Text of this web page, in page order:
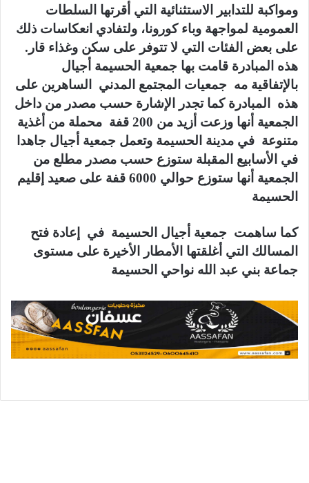
ومواكبة للتدابير الاستثنائية التي أقرتها السلطات
العمومية لمواجهة وباء كورونا، ولتفادي انعكاسات ذلك
على بعض الفئات التي لا تتوفر على سكن وغذاء قار.
هذه المبادرة قامت بها جمعية الحسيمة أجيال
بالإتفاقية مه جمعيات المجتمع المدني الساهرين على
هذه المبادرة كما تجدر الإشارة حسب مصدر من داخل
الجمعية أنها وزعت أزيد من 200 قفة محملة من أغذية
متنوعة في مدينة الحسيمة وتعمل جمعية أجيال جاهدا
في الأسابيع المقبلة ستوزع حسب مصدر مطلع من
الجمعية أنها ستوزع حوالي 6000 قفة على صعيد إقليم
الحسيمة
كما ساهمت جمعية أجيال الحسيمة في إعادة فتح
المسالك التي أغلقتها الأمطار الأخيرة على مستوى
جماعة بني عبد الله نواحي الحسيمة